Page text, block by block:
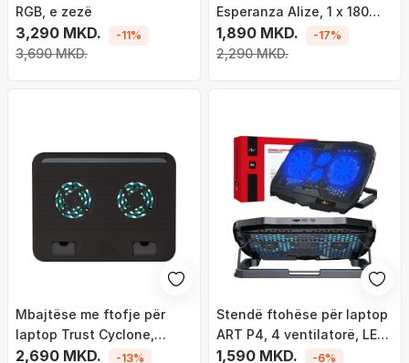
RGB, e zezë
3,290 MKD.
3,690 MKD.
-11%
Esperanza Alize, 1 x 180
mm, 2x USB 2.0
1,890 MKD.
2,290 MKD.
-17%
Mbajtëse me ftofje për
laptop Trust Cyclone,
2x80mm, e zezë
2,690 MKD. -13%
Stendë ftohëse për laptop
ART P4, 4 ventilatorë, LED,
për 9-17"
1,590 MKD. -6%